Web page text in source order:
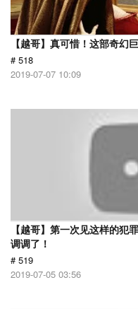
【越哥】真可惜！这部奇幻
# 518
2019-07-07 10:09
【越哥】第一次见这样的犯
调调了！
# 519
2019-07-05 03:56